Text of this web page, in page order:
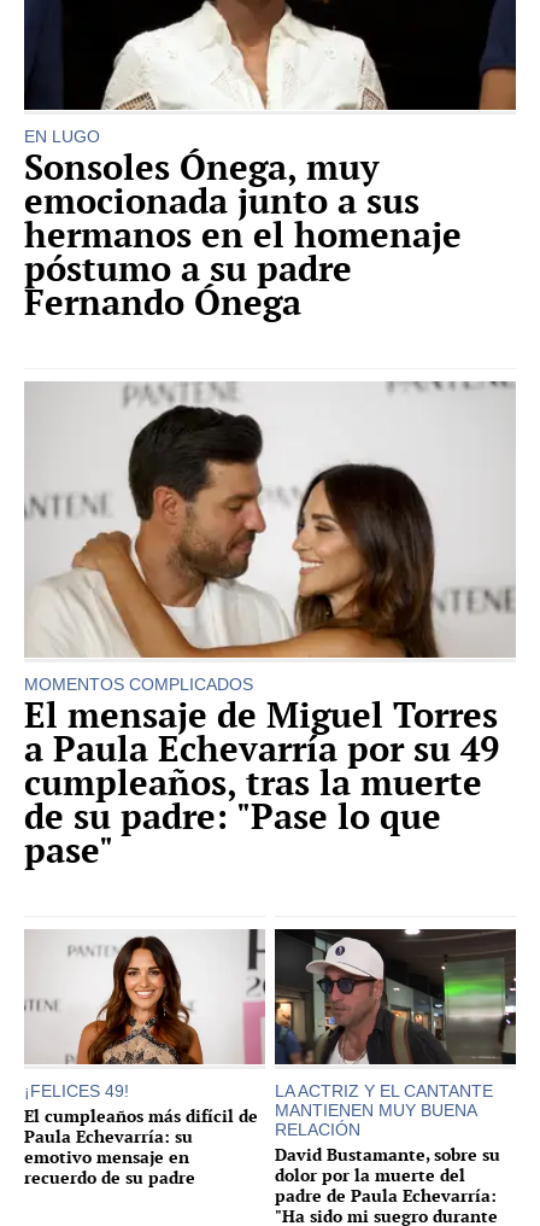
EN LUGO
Sonsoles Ónega, muy
emocionada junto a sus
hermanos en el homenaje
póstumo a su padre
Fernando Ónega
MOMENTOS COMPLICADOS
El mensaje de Miguel Torres
a Paula Echevarría por su 49
cumpleaños, tras la muerte
de su padre: "Pase lo que
pase"
¡FELICES 49!
El cumpleaños más difícil de
Paula Echevarría: su
emotivo mensaje en
recuerdo de su padre
LA ACTRIZ Y EL CANTANTE
MANTIENEN MUY BUENA
RELACIÓN
David Bustamante, sobre su
dolor por la muerte del
padre de Paula Echevarría:
"Ha sido mi suegro durante